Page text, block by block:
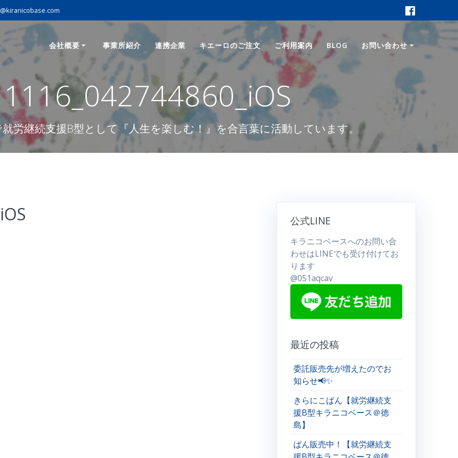
会社概要 事業所紹介 連携企業 キエーロのご注文 ご利用案内 BLOG お問い合わせ
労継続支援B型として『人生を楽しむ！』を合言葉に活動しています。
公式LINE
キラニコベースへのお問い合
わせはLINEでも受け付けてお
ります
@051aqcav
最近の投稿
委託販売先が増えたのでお
知らせ📢✨
きらにこぱん【就労継続支
援B型キラニコベース＠徳
島】
ぱん販売中！【就労継続支